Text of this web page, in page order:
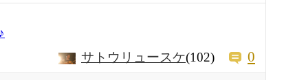
サトウリュースケ(102) 0